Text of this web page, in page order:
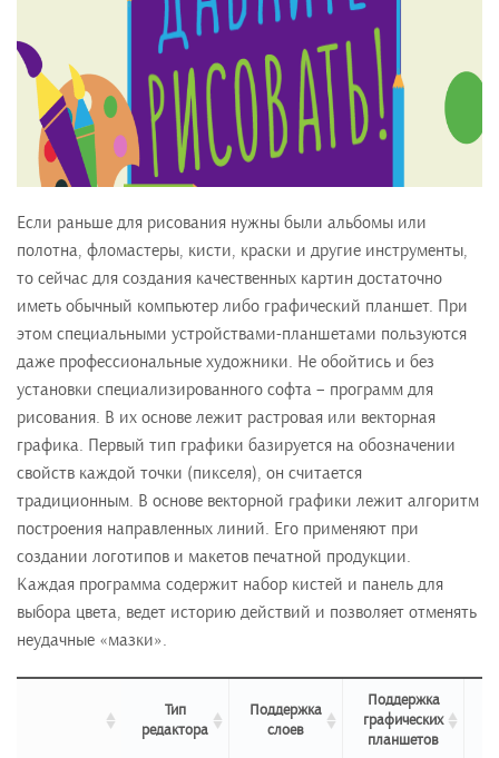
Если раньше для рисования нужны были альбомы или
полотна, фломастеры, кисти, краски и другие инструменты,
то сейчас для создания качественных картин достаточно
иметь обычный компьютер либо графический планшет. При
этом специальными устройствами-планшетами пользуются
даже профессиональные художники. Не обойтись и без
установки специализированного софта – программ для
рисования. В их основе лежит растровая или векторная
графика. Первый тип графики базируется на обозначении
свойств каждой точки (пикселя), он считается
традиционным. В основе векторной графики лежит алгоритм
построения направленных линий. Его применяют при
создании логотипов и макетов печатной продукции.
Каждая программа содержит набор кистей и панель для
выбора цвета, ведет историю действий и позволяет отменять
неудачные «мазки».
Тип
редактора
Поддержка
слоев
Поддержка
графических
планшетов